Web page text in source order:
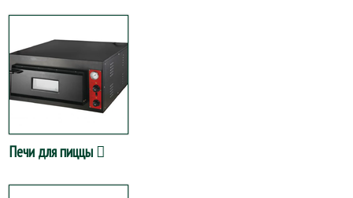
Печи для пиццы